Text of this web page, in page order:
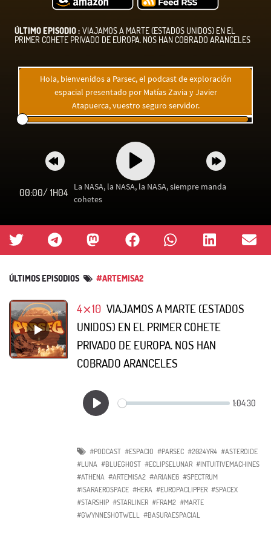
ÚLTIMO EPISODIO : VIAJAMOS A MARTE (ESTADOS UNIDOS) EN EL
PRIMER COHETE PRIVADO DE EUROPA. NOS HAN COBRADO ARANCELES
Hola, bienvenidos a Parsec, el podcast de exploración
espacial presentado por Matías Zavia y Javier
Atapuerca, vuestro seguro servidor.
00:00/ 1H04
La NASA, la NASA, la NASA, siempre manda
cohetes
ÚLTIMOS EPISODIOS #ARTEMISA2
4⨯10 VIAJAMOS A MARTE (ESTADOS
UNIDOS) EN EL PRIMER COHETE
PRIVADO DE EUROPA. NOS HAN
COBRADO ARANCELES
#PODCAST #ESPACIO #PARSEC #2024YR4 #ASTEROIDE
#LUNA #BLUEGHOST #ECLIPSELUNAR #INTUITIVEMACHINES
#ATHENA #ARTEMISA2 #ARIANE6 #SPECTRUM
#ISARAEROSPACE #HERA #EUROPACLIPPER #SPACEX
#STARSHIP #STARLINER #FRAM2 #MARTE
#GWYNNESHOTWELL
#BASURAESPACIAL